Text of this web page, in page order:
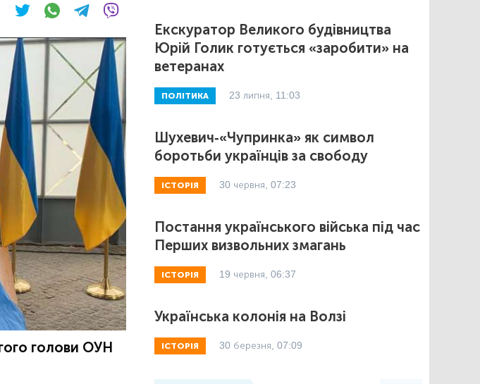
голови ОУН
Екскуратор Великого будівництва
Юрій Голик готується «заробити» на
ветеранах
ПОЛІТИКА 23 липня, 11:03
Шухевич-«Чупринка» як символ
боротьби українців за свободу
ІСТОРІЯ 30 червня, 07:23
Постання українського війська під час
Перших визвольних змагань
ІСТОРІЯ 19 червня, 06:37
Українська колонія на Волзі
ІСТОРІЯ 30 березня, 07:09